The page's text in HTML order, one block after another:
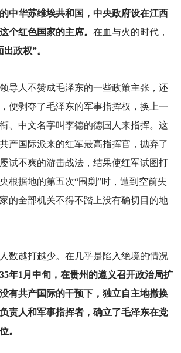
中华苏维埃共和国，中央政府设在江西
个红色国家的主席。 在血与火的时代，
政权”。
导人不赞成毛泽东的一些政策主张，还
便剥夺了毛泽东的军事指挥权，换上一
、中文名字叫李德的德国人来指挥。这
产国际派来的红军最高指挥官，抛弃了
试不爽的游击战法，结果使红军试图打
根据地的第五次“围剿”时，遭到空前失
的全部机关不得不踏上没有确切目的地
数越打越少。在几乎是陷入绝境的情况
年1月中旬，在贵州的遵义召开政治局扩
有共产国际的干预下，独立自主地撤换
责人和军事指挥者，确立了毛泽东在党
。